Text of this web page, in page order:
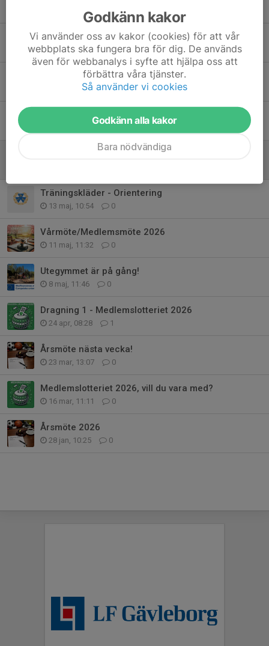
8 jun, 11:19 0
Invigning av utegymmet - Söndag 7/6!
2 jun, 12:00 0
1 jun, 10:04 2
Hohällabravaden 2026
Kansliet stängt
Träningskläder - Orientering
13 maj, 10:54 0
Vårmöte/Medlemsmöte 2026
11 maj, 11:32 0
Utegymmet är på gång!
8 maj, 11:46 0
Dragning 1 - Medlemslotteriet 2026
24 apr, 08:28 1
Årsmöte nästa vecka!
23 mar, 13:07 0
Medlemslotteriet 2026, vill du vara med?
16 mar, 11:11 0
Årsmöte 2026
28 jan, 10:25 0
Godkänn kakor
Vi använder oss av kakor (cookies) för att vår
webbplats ska fungera bra för dig. De används
även för webbanalys i syfte att hjälpa oss att
förbättra våra tjänster.
Så använder vi cookies
Godkänn alla kakor
Bara nödvändiga